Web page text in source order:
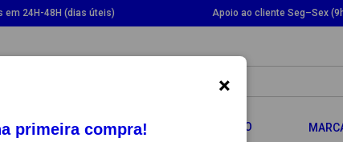
em 24H-48H (dias úteis) Apoio ao cliente Seg–Sex
TOGGLE DROPDOWN
BEBÉ E MAMÃ TOGGLE DROPDOWN
CABELOTOGGLE
×